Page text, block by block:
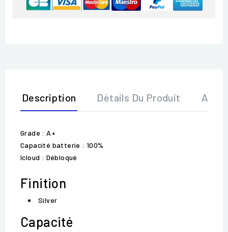
Description Détails Du Produit Avis
Grade : A+
Capacité batterie : 100%
Icloud : Débloqué
Finition
Silver
Capacité